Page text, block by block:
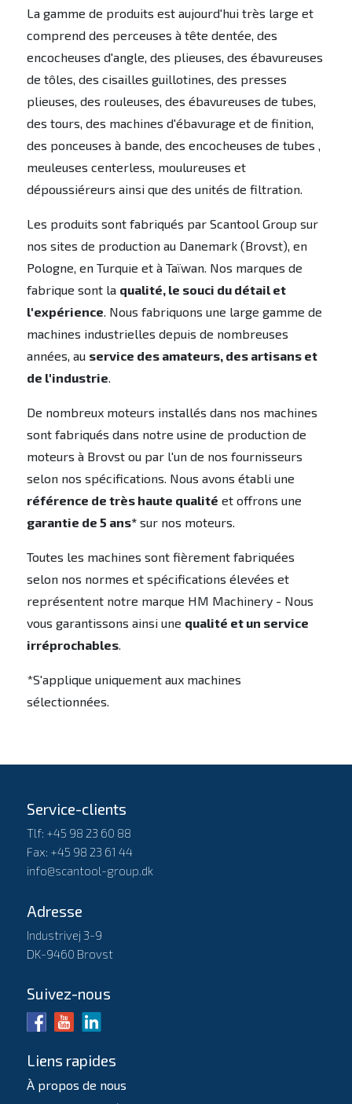
La gamme de produits est aujourd'hui très large et
comprend des perceuses à tête dentée, des
encocheuses d'angle, des plieuses, des ébavureuses
de tôles, des cisailles guillotines, des presses
plieuses, des rouleuses, des ébavureuses de tubes,
des tours, des machines d'ébavurage et de finition,
des ponceuses à bande, des encocheuses de tubes ,
meuleuses centerless, moulureuses et
dépoussiéreurs ainsi que des unités de filtration.
Les produits sont fabriqués par Scantool Group sur
nos sites de production au Danemark (Brovst), en
Pologne, en Turquie et à Taïwan. Nos marques de
fabrique sont la qualité, le souci du détail et
l'expérience. Nous fabriquons une large gamme de
machines industrielles depuis de nombreuses
années, au service des amateurs, des artisans et
de l'industrie.
De nombreux moteurs installés dans nos machines
sont fabriqués dans notre usine de production de
moteurs à Brovst ou par l'un de nos fournisseurs
selon nos spécifications. Nous avons établi une
référence de très haute qualité et offrons une
garantie de 5 ans*sur nos moteurs.
Toutes les machines sont fièrement fabriquées
selon nos normes et spécifications élevées et
représentent notre marque HM Machinery - Nous
vous garantissons ainsi une qualité et un service
irréprochables.
*S'applique uniquement aux machines
sélectionnées.
Service-clients
Tlf: +45 98 23 60 88
Fax: +45 98 23 61 44
info@scantool-group.dk
Adresse
Industrivej 3-9
DK-9460 Brovst
Suivez-nous
Liens rapides
À propos de nous